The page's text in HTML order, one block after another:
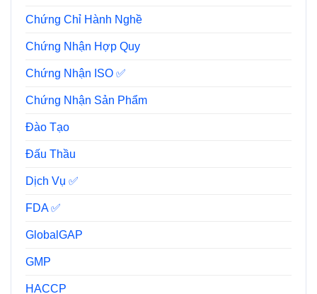
Chứng Chỉ Hành Nghề
Chứng Nhận Hợp Quy
Chứng Nhận ISO ✅
Chứng Nhận Sản Phẩm
Đào Tạo
Đấu Thầu
Dịch Vụ ✅
FDA ✅
GlobalGAP
GMP
HACCP